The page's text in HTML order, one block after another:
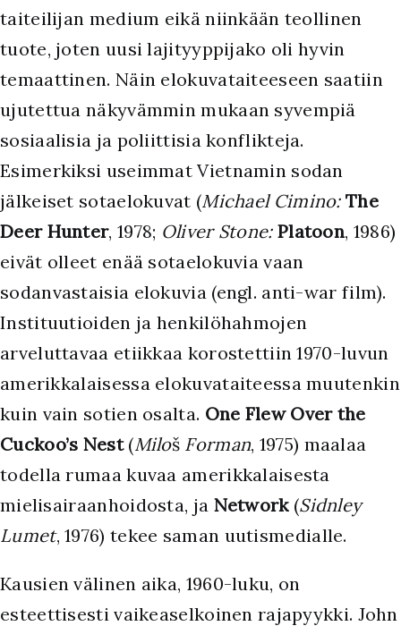
taiteilijan medium eikä niinkään teollinen
tuote, joten uusi lajityyppijako oli hyvin
temaattinen. Näin elokuvataiteeseen saatiin
ujutettua näkyvämmin mukaan syvempiä
sosiaalisia ja poliittisia konflikteja.
Esimerkiksi useimmat Vietnamin sodan
jälkeiset sotaelokuvat (Michael Cimino:The
Deer Hunter, 1978; Oliver Stone: Platoon, 1986)
eivät olleet enää sotaelokuvia vaan
sodanvastaisia elokuvia (engl. anti-war film).
Instituutioiden ja henkilöhahmojen
arveluttavaa etiikkaa korostettiin 1970-luvun
amerikkalaisessa elokuvataiteessa muutenkin
kuin vain sotien osalta. One Flew Over the
Cuckoo’s Nest (Miloš Forman, 1975) maalaa
todella rumaa kuvaa amerikkalaisesta
mielisairaanhoidosta, ja Network (Sidnley
Lumet, 1976) tekee saman uutismedialle.
Kausien välinen aika, 1960-luku, on
esteettisesti vaikeaselkoinen rajapyykki. John